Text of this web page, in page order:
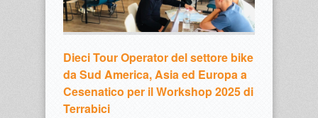
Dieci Tour Operator del settore bike
da Sud America, Asia ed Europa a
Cesenatico per il Workshop 2025 di
Terrabici